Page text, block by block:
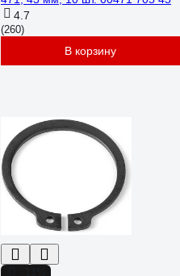
4.7
(260)
В корзину